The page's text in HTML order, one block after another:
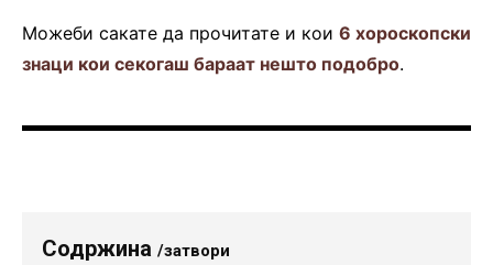
Можеби сакате да прочитате и кои 6 хороскопски
знаци кои секогаш бараат нешто подобро.
Содржина /затвори